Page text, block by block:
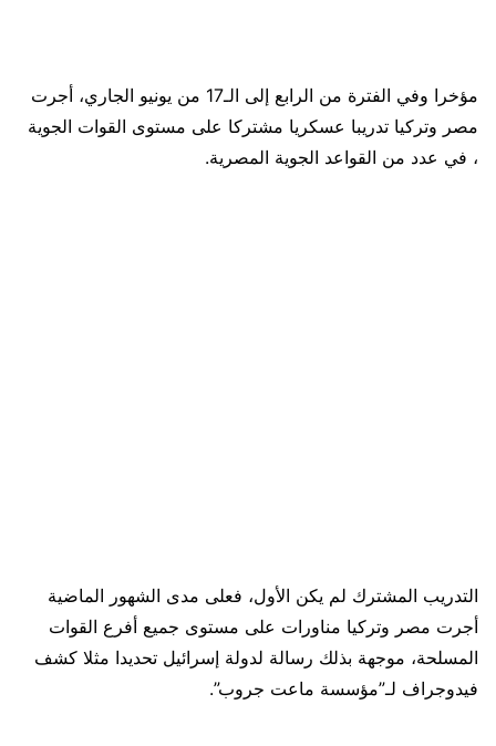
مؤخرا وفي الفترة من الرابع إلى الـ17 من يونيو الجاري، أجرت
مصر وتركيا تدريبا عسكريا مشتركا على مستوى القوات الجوية
، في عدد من القواعد الجوية المصرية.
التدريب المشترك لم يكن الأول، فعلى مدى الشهور الماضية
أجرت مصر وتركيا مناورات على مستوى جميع أفرع القوات
المسلحة، موجهة بذلك رسالة لدولة إسرائيل تحديدا مثلا كشف
فيدوجراف لـ”مؤسسة ماعت جروب”.